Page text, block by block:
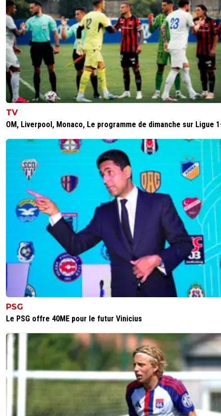
TV
OM, Liverpool, Monaco, Le programme de dimanche sur Ligue
PSG
Le PSG offre 40ME pour le futur Vinicius